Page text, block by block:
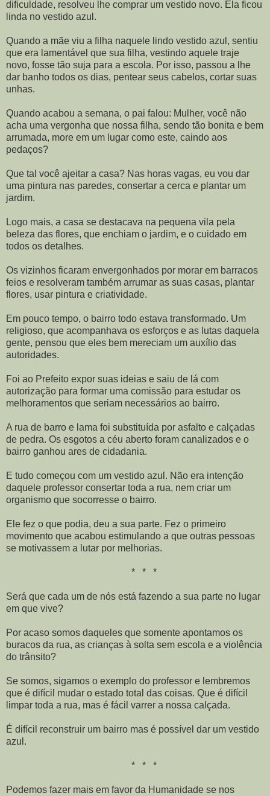
dificuldade, resolveu lhe comprar um vestido novo. Ela ficou
linda no vestido azul.
Quando a mãe viu a filha naquele lindo vestido azul, sentiu
que era lamentável que sua filha, vestindo aquele traje
novo, fosse tão suja para a escola. Por isso, passou a lhe
dar banho todos os dias, pentear seus cabelos, cortar suas
unhas.
Quando acabou a semana, o pai falou: Mulher, você não
acha uma vergonha que nossa filha, sendo tão bonita e bem
arrumada, more em um lugar como este, caindo aos
pedaços?
Que tal você ajeitar a casa? Nas horas vagas, eu vou dar
uma pintura nas paredes, consertar a cerca e plantar um
jardim.
Logo mais, a casa se destacava na pequena vila pela
beleza das flores, que enchiam o jardim, e o cuidado em
todos os detalhes.
Os vizinhos ficaram envergonhados por morar em barracos
feios e resolveram também arrumar as suas casas, plantar
flores, usar pintura e criatividade.
Em pouco tempo, o bairro todo estava transformado. Um
religioso, que acompanhava os esforços e as lutas daquela
gente, pensou que eles bem mereciam um auxílio das
autoridades.
Foi ao Prefeito expor suas ideias e saiu de lá com
autorização para formar uma comissão para estudar os
melhoramentos que seriam necessários ao bairro.
A rua de barro e lama foi substituída por asfalto e calçadas
de pedra. Os esgotos a céu aberto foram canalizados e o
bairro ganhou ares de cidadania.
E tudo começou com um vestido azul. Não era intenção
daquele professor consertar toda a rua, nem criar um
organismo que socorresse o bairro.
Ele fez o que podia, deu a sua parte. Fez o primeiro
movimento que acabou estimulando a que outras pessoas
se motivassem a lutar por melhorias.
* * *
Será que cada um de nós está fazendo a sua parte no lugar
em que vive?
Por acaso somos daqueles que somente apontamos os
buracos da rua, as crianças à solta sem escola e a violência
do trânsito?
Se somos, sigamos o exemplo do professor e lembremos
que é difícil mudar o estado total das coisas. Que é difícil
limpar toda a rua, mas é fácil varrer a nossa calçada.
É difícil reconstruir um bairro mas é possível dar um vestido
azul.
* * *
Podemos fazer mais em favor da Humanidade se nos